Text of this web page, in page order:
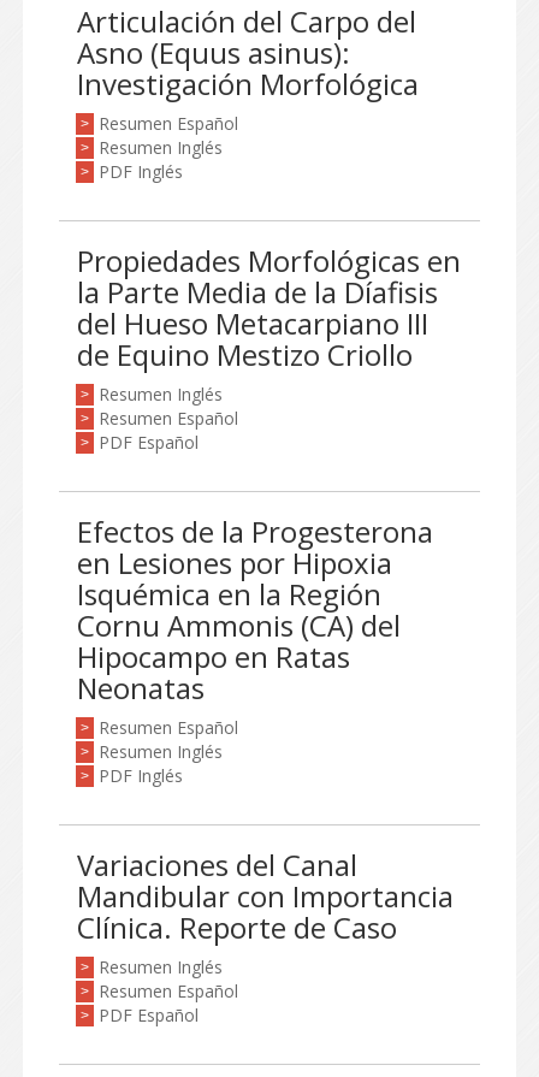
Articulación del Carpo del
Asno (Equus asinus):
Investigación Morfológica
> Resumen Español
> Resumen Inglés
> PDF Inglés
Propiedades Morfológicas en
la Parte Media de la Díafisis
del Hueso Metacarpiano III
de Equino Mestizo Criollo
> Resumen Inglés
> Resumen Español
> PDF Español
Efectos de la Progesterona
en Lesiones por Hipoxia
Isquémica en la Región
Cornu Ammonis (CA) del
Hipocampo en Ratas
Neonatas
> Resumen Español
> Resumen Inglés
> PDF Inglés
Variaciones del Canal
Mandibular con Importancia
Clínica. Reporte de Caso
> Resumen Inglés
> Resumen Español
> PDF Español